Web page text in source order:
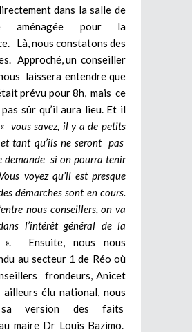
dans la salle de
aménagée pour la
Là, nous constatons des
Approché, un conseiller
laissera entendre que
prévu pour 8h, mais ce
pas sûr qu’il aura lieu. Et il
vous savez, il y a de petits
tant qu’ils ne seront pas
demande si on pourra tenir
voyez qu’il est presque
démarches sont en cours.
nous conseillers, on va
l’intérêt général de la
». Ensuite, nous nous
au secteur 1 de Réo où
frondeurs, Anicet
ailleurs élu national, nous
sa version des faits
maire Dr Louis Bazimo.